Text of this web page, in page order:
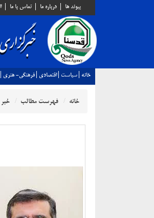
پيوند ها درباره ما تماس با ما
خانه سياست اقتصادي فرهنگي- هنري
خانه فهرست مطالب خبر